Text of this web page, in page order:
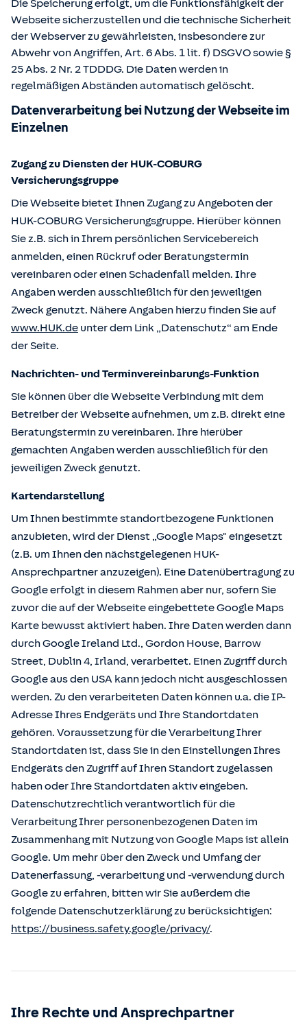
Die Speicherung erfolgt, um die Funktionsfähigkeit der
Webseite sicherzustellen und die technische Sicherheit
der Webserver zu gewährleisten, insbesondere zur
Abwehr von Angriffen, Art. 6 Abs. 1 lit. f) DSGVO sowie §
25 Abs. 2 Nr. 2 TDDDG. Die Daten werden in
regelmäßigen Abständen automatisch gelöscht.
Datenverarbeitung bei Nutzung der Webseite im
Einzelnen
Zugang zu Diensten der HUK-COBURG
Versicherungsgruppe
Die Webseite bietet Ihnen Zugang zu Angeboten der
HUK-COBURG Versicherungsgruppe. Hierüber können
Sie z.B. sich in Ihrem persönlichen Servicebereich
anmelden, einen Rückruf oder Beratungstermin
vereinbaren oder einen Schadenfall melden. Ihre
Angaben werden ausschließlich für den jeweiligen
Zweck genutzt. Nähere Angaben hierzu finden Sie auf
www.HUK.de unter dem Link „Datenschutz“ am Ende
der Seite.
Nachrichten- und Terminvereinbarungs-Funktion
Sie können über die Webseite Verbindung mit dem
Betreiber der Webseite aufnehmen, um z.B. direkt eine
Beratungstermin zu vereinbaren. Ihre hierüber
gemachten Angaben werden ausschließlich für den
jeweiligen Zweck genutzt.
Kartendarstellung
Um Ihnen bestimmte standortbezogene Funktionen
anzubieten, wird der Dienst „Google Maps" eingesetzt
(z.B. um Ihnen den nächstgelegenen HUK-
Ansprechpartner anzuzeigen). Eine Datenübertragung zu
Google erfolgt in diesem Rahmen aber nur, sofern Sie
zuvor die auf der Webseite eingebettete Google Maps
Karte bewusst aktiviert haben. Ihre Daten werden dann
durch Google Ireland Ltd., Gordon House, Barrow
Street, Dublin 4, Irland, verarbeitet. Einen Zugriff durch
Google aus den USA kann jedoch nicht ausgeschlossen
werden. Zu den verarbeiteten Daten können u.a. die IP-
Adresse Ihres Endgeräts und Ihre Standortdaten
gehören. Voraussetzung für die Verarbeitung Ihrer
Standortdaten ist, dass Sie in den Einstellungen Ihres
Endgeräts den Zugriff auf Ihren Standort zugelassen
haben oder Ihre Standortdaten aktiv eingeben.
Datenschutzrechtlich verantwortlich für die
Verarbeitung Ihrer personenbezogenen Daten im
Zusammenhang mit Nutzung von Google Maps ist allein
Google. Um mehr über den Zweck und Umfang der
Datenerfassung, -verarbeitung und -verwendung durch
Google zu erfahren, bitten wir Sie außerdem die
folgende Datenschutzerklärung zu berücksichtigen:
https://business.safety.google/privacy/.
Ihre Rechte und Ansprechpartner